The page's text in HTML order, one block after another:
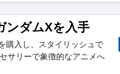
ンダムXを入手
購入し、スタイリッシュで
サリーで象徴的なアニメへ